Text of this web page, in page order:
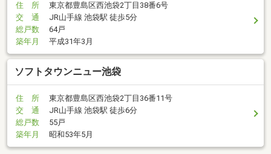
住 所
東京都豊島区西池袋2丁目38番6号
交 通
JR山手線 池袋駅 徒歩5分
総戸数
64戸
築年月
平成31年3月
ソフトタウンニュー池袋
住 所
東京都豊島区西池袋2丁目36番11号
交 通
JR山手線 池袋駅 徒歩6分
総戸数
55戸
築年月
昭和53年5月